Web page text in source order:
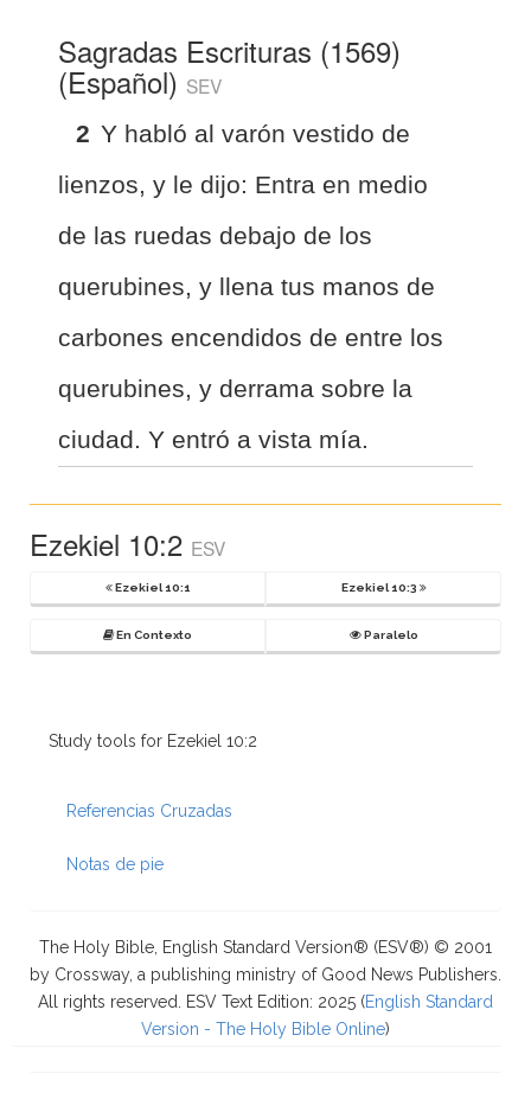
Sagradas Escrituras (1569)
(Español) SEV
2 Y habló al varón vestido de
lienzos, y le dijo: Entra en medio
de las ruedas debajo de los
querubines, y llena tus manos de
carbones encendidos de entre los
querubines, y derrama sobre la
ciudad. Y entró a vista mía.
Ezekiel 10:2 ESV
Ezekiel 10:1 Ezekiel 10:3
En Contexto Paralelo
Study tools for Ezekiel 10:2
Referencias Cruzadas
Notas de pie
The Holy Bible, English Standard Version® (ESV®) © 2001
by Crossway, a publishing ministry of Good News Publishers.
All rights reserved. ESV Text Edition: 2025 (English Standard
Version - The Holy Bible Online)